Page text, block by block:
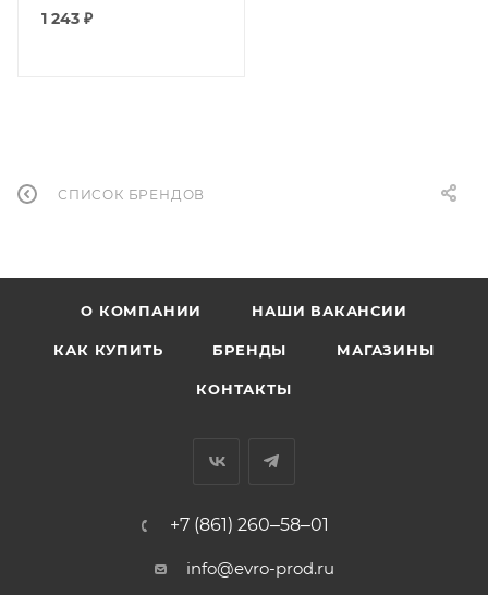
1 243 ₽
СПИСОК БРЕНДОВ
О КОМПАНИИ НАШИ ВАКАНСИИ
КАК КУПИТЬ БРЕНДЫ МАГАЗИНЫ
КОНТАКТЫ
+7 (861) 260‒58‒01
info@evro-prod.ru